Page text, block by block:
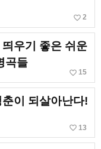
favorite_border 2
우기 좋은 쉬운
곡들
favorite_border 15
이 되살아난다!
favorite_border 13